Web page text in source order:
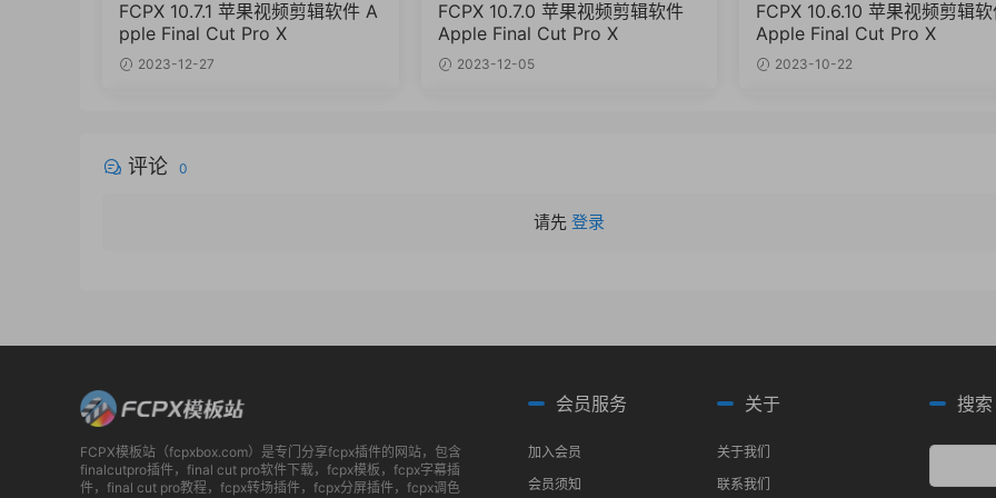
FCPX 10.7.1 苹果视频剪辑软件 A
pple Final Cut Pro X
2023-12-27
FCPX 10.7.0 苹果视频剪辑软件
Apple Final Cut Pro X
2023-12-05
FCPX 10.6.10 苹果视频剪辑
Apple Final Cut Pro X
2023-10-22
评论 0
请先 登录
FCPX模板站（fcpxbox.com）是专门分享fcpx插件的网站，包含
finalcutpro插件，final cut pro软件下载，fcpx模板，fcpx字幕插
件，final cut pro教程，fcpx转场插件，fcpx分屏插件，fcpx调色
会员服务
加入会员
会员须知
关于
关于我们
联系我们
搜索